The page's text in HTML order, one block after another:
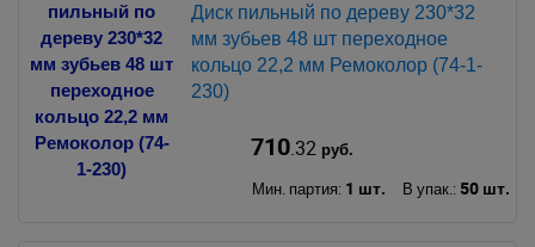
Диск пильный по дереву 230*32
мм зубьев 48 шт переходное
кольцо 22,2 мм Ремоколор (74-1-
230)
710.32 руб.
Мин. партия: 1 шт. В упак.: 50 шт.